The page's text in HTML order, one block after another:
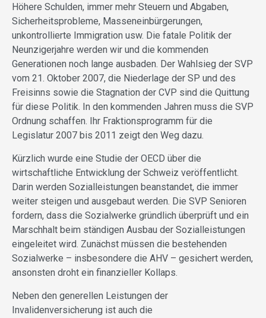
Höhere Schulden, immer mehr Steuern und Abgaben,
Sicherheitsprobleme, Masseneinbürgerungen,
unkontrollierte Immigration usw. Die fatale Politik der
Neunzigerjahre werden wir und die kommenden
Generationen noch lange ausbaden. Der Wahlsieg der SVP
vom 21. Oktober 2007, die Niederlage der SP und des
Freisinns sowie die Stagnation der CVP sind die Quittung
für diese Politik. In den kommenden Jahren muss die SVP
Ordnung schaffen. Ihr Fraktionsprogramm für die
Legislatur 2007 bis 2011 zeigt den Weg dazu.
Kürzlich wurde eine Studie der OECD über die
wirtschaftliche Entwicklung der Schweiz veröffentlicht.
Darin werden Sozialleistungen beanstandet, die immer
weiter steigen und ausgebaut werden. Die SVP Senioren
fordern, dass die Sozialwerke gründlich überprüft und ein
Marschhalt beim ständigen Ausbau der Sozialleistungen
eingeleitet wird. Zunächst müssen die bestehenden
Sozialwerke – insbesondere die AHV – gesichert werden,
ansonsten droht ein finanzieller Kollaps.
Neben den generellen Leistungen der
Invalidenversicherung ist auch die